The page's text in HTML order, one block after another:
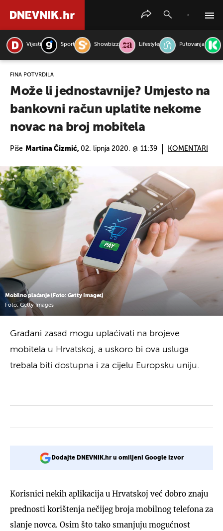
Vijesti Sport Showbizz Lifestyle Putovanja
FINA POTVRDILA
Može li jednostavnije? Umjesto na
bankovni račun uplatite nekome
novac na broj mobitela
Piše Martina Čizmić, 02. lipnja 2020. @ 11:39 KOMENTARI
Mobilno plaćanje (Foto: Getty Images)
Foto: Getty Images
Građani zasad mogu uplaćivati na brojeve
mobitela u Hrvatskoj, a uskoro bi ova usluga
trebala biti dostupna i za cijelu Europsku uniju.
Dodajte DNEVNIK.hr u omiljeni Google izvor
Korisnici nekih aplikacija u Hrvatskoj već dobro znaju
prednosti korištenja nečijeg broja mobilnog telefona za
slanje novca. Osim što tako smanjuju mogućnost
PRETRAŽITE VIJESTI